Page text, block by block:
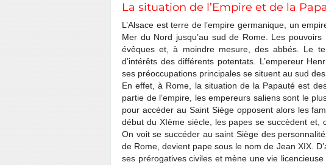
La situation de l’Empire et de la
L’Alsace est terre de l’empire germanique, un
Mer du Nord jusqu’au sud de Rome. Les
évêques et, à moindre mesure, des abbés. Le
d’intérêts des différents potentats. L’empereur
ses préoccupations principales se situent au sud des
En effet, à Rome, la situation de la Papauté est
partie de l’empire, les empereurs saliens sont le
pour accéder au Saint Siège opposent alors les
début du XIème siècle, les papes se succèdent et,
On voit se succéder au saint Siège des
de Rome, devient pape sous le nom de Jean XIX.
ses prérogatives civiles et mène une vie